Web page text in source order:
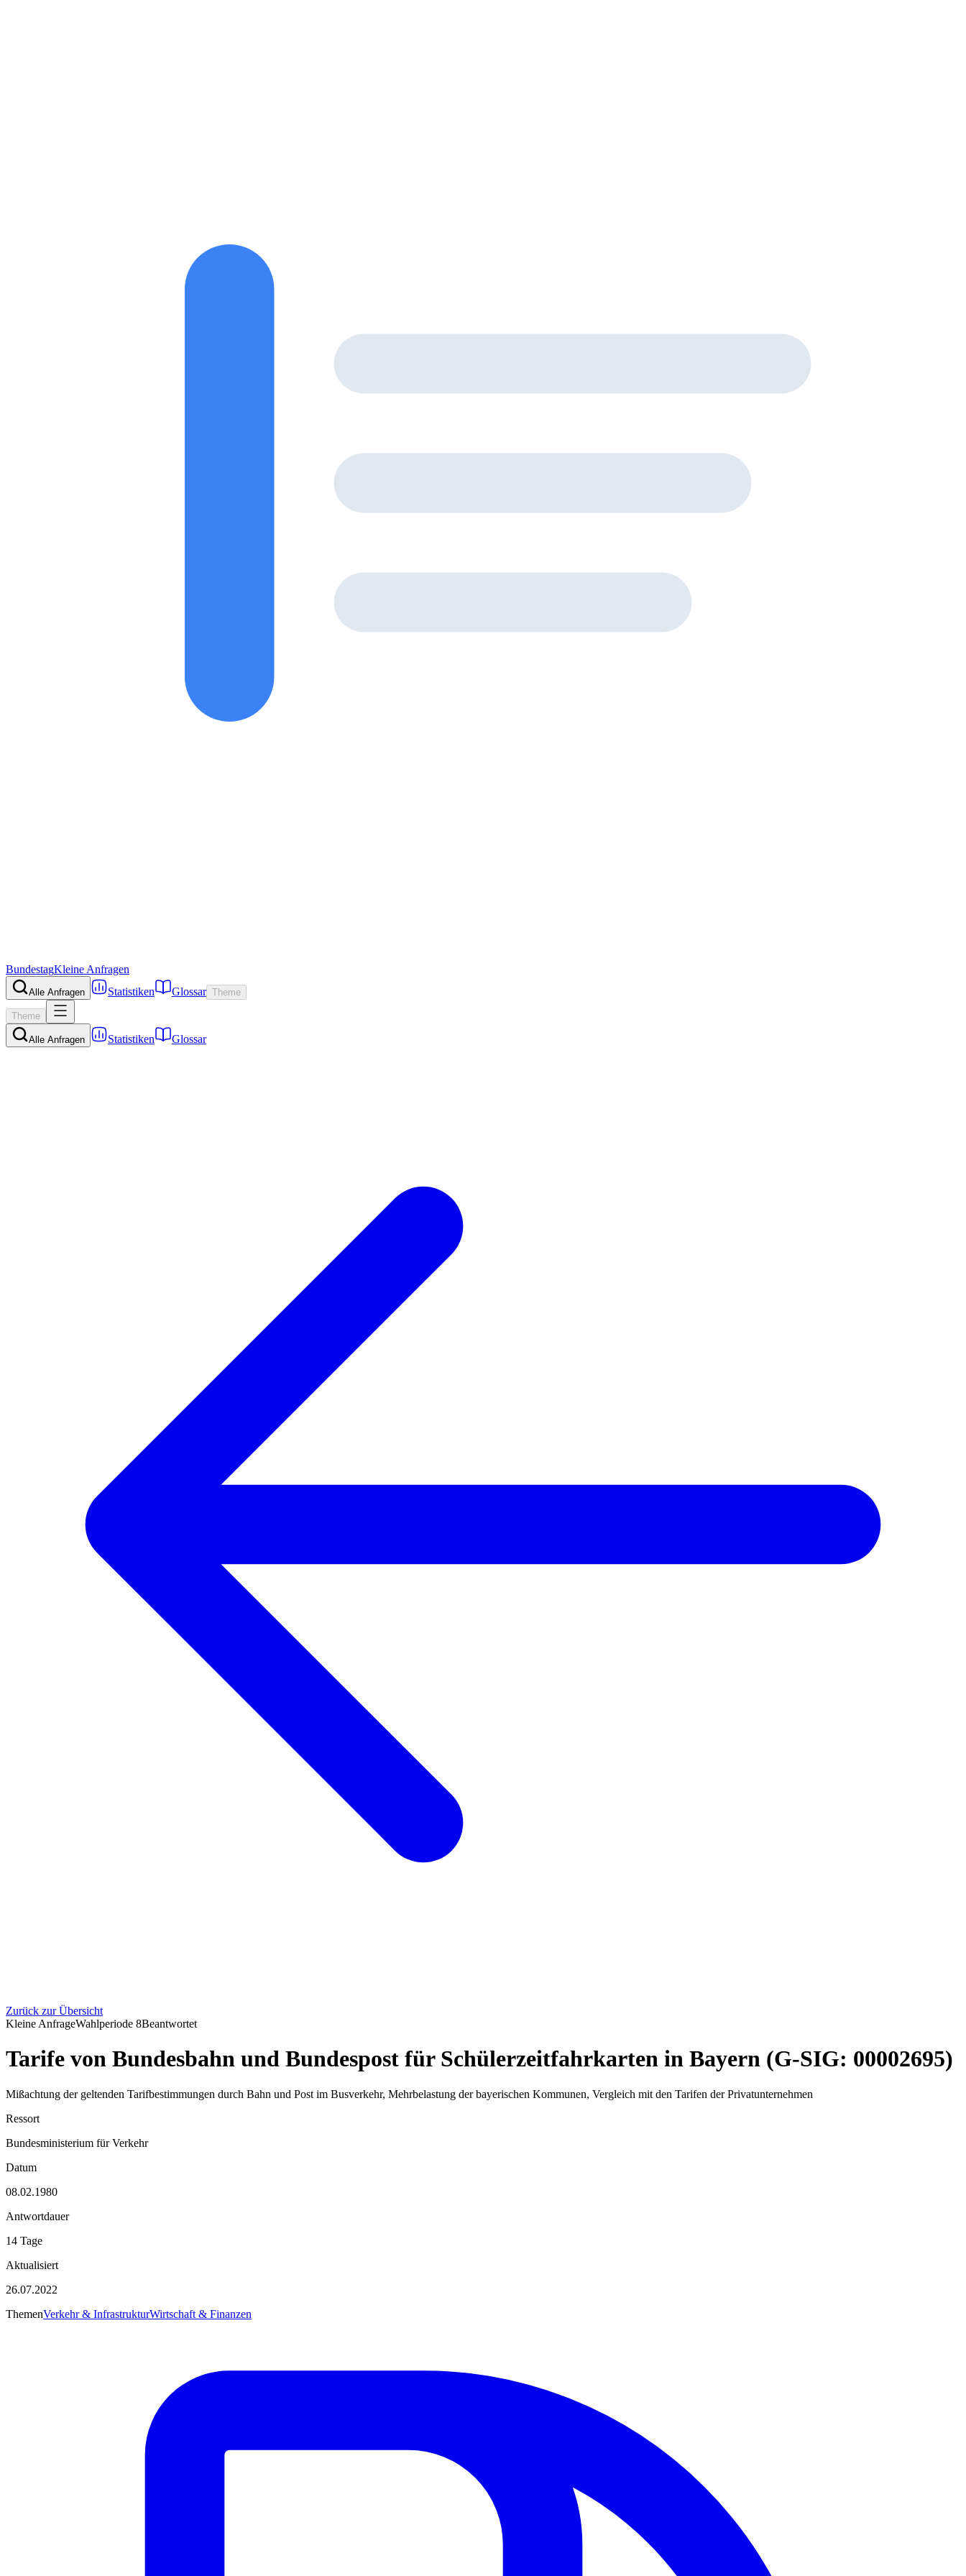
BundestagKleine Anfragen
Alle Anfragen Statistiken Glossar Theme
Theme
Alle Anfragen Statistiken Glossar
Zurück zur Übersicht
Kleine AnfrageWahlperiode 8Beantwortet
Tarife von Bundesbahn und Bundespost für Schülerzeitfahrkarten in Bayern (G-SIG: 00002695)
Mißachtung der geltenden Tarifbestimmungen durch Bahn und Post im Busverkehr, Mehrbelastung der bayerischen Kommunen, Vergleich mit den Tarifen der Privatunternehmen
Ressort
Bundesministerium für Verkehr
Datum
08.02.1980
Antwortdauer
14 Tage
Aktualisiert
26.07.2022
ThemenVerkehr & InfrastrukturWirtschaft & Finanzen